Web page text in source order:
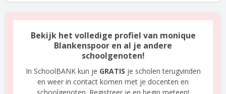
Bekijk het volledige profiel van monique
Blankenspoor en al je andere
schoolgenoten!
In SchoolBANK kun je GRATIS je scholen terugvinden
en weer in contact komen met je docenten en